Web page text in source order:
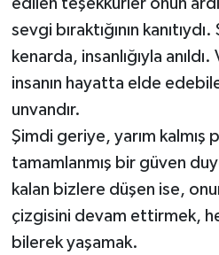
sevgi bıraktığının
kenarda, insanlığıyla
insanın hayatta elde
unvandır.
Şimdi geriye, yarım kalmış
tamamlanmış bir güven
kalan bizlere düşen ise,
çizgisini devam ettirmek,
bilerek yaşamak.